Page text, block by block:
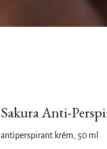
Sakura Anti-
antiperspirant krém, 50 ml